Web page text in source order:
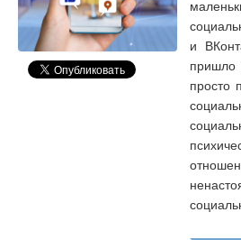
и
пришло
просто